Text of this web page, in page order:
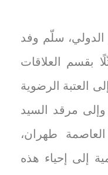
سلّم وفد
بقسم العلاقات
العتبة الرضوية
مرقد السيد
طهران،
إلى إحياء هذه